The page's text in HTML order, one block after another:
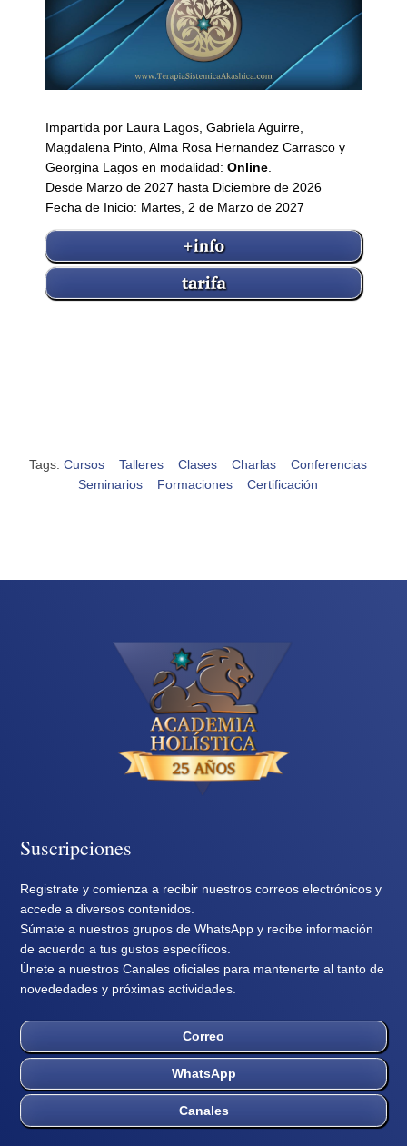
Impartida por Laura Lagos, Gabriela Aguirre,
Magdalena Pinto, Alma Rosa Hernandez Carrasco y
Georgina Lagos en modalidad: Online
Desde Marzo de 2027 hasta Diciembre de 2026
Fecha de Inicio: Martes, 2 de Marzo de 2027
Tags: Cursos Talleres Clases Charlas
Conferencias
Seminarios
Formaciones Certificación
Suscripciones
Registrate y comienza a recibir nuestros correos electrónicos y
accede a diversos contenidos.
Súmate a nuestros grupos de WhatsApp y recibe información
de acuerdo a tus gustos específicos.
Únete a nuestros Canales oficiales para mantenerte al tanto de
novededades y próximas actividades.
Correo
WhatsApp
Canales